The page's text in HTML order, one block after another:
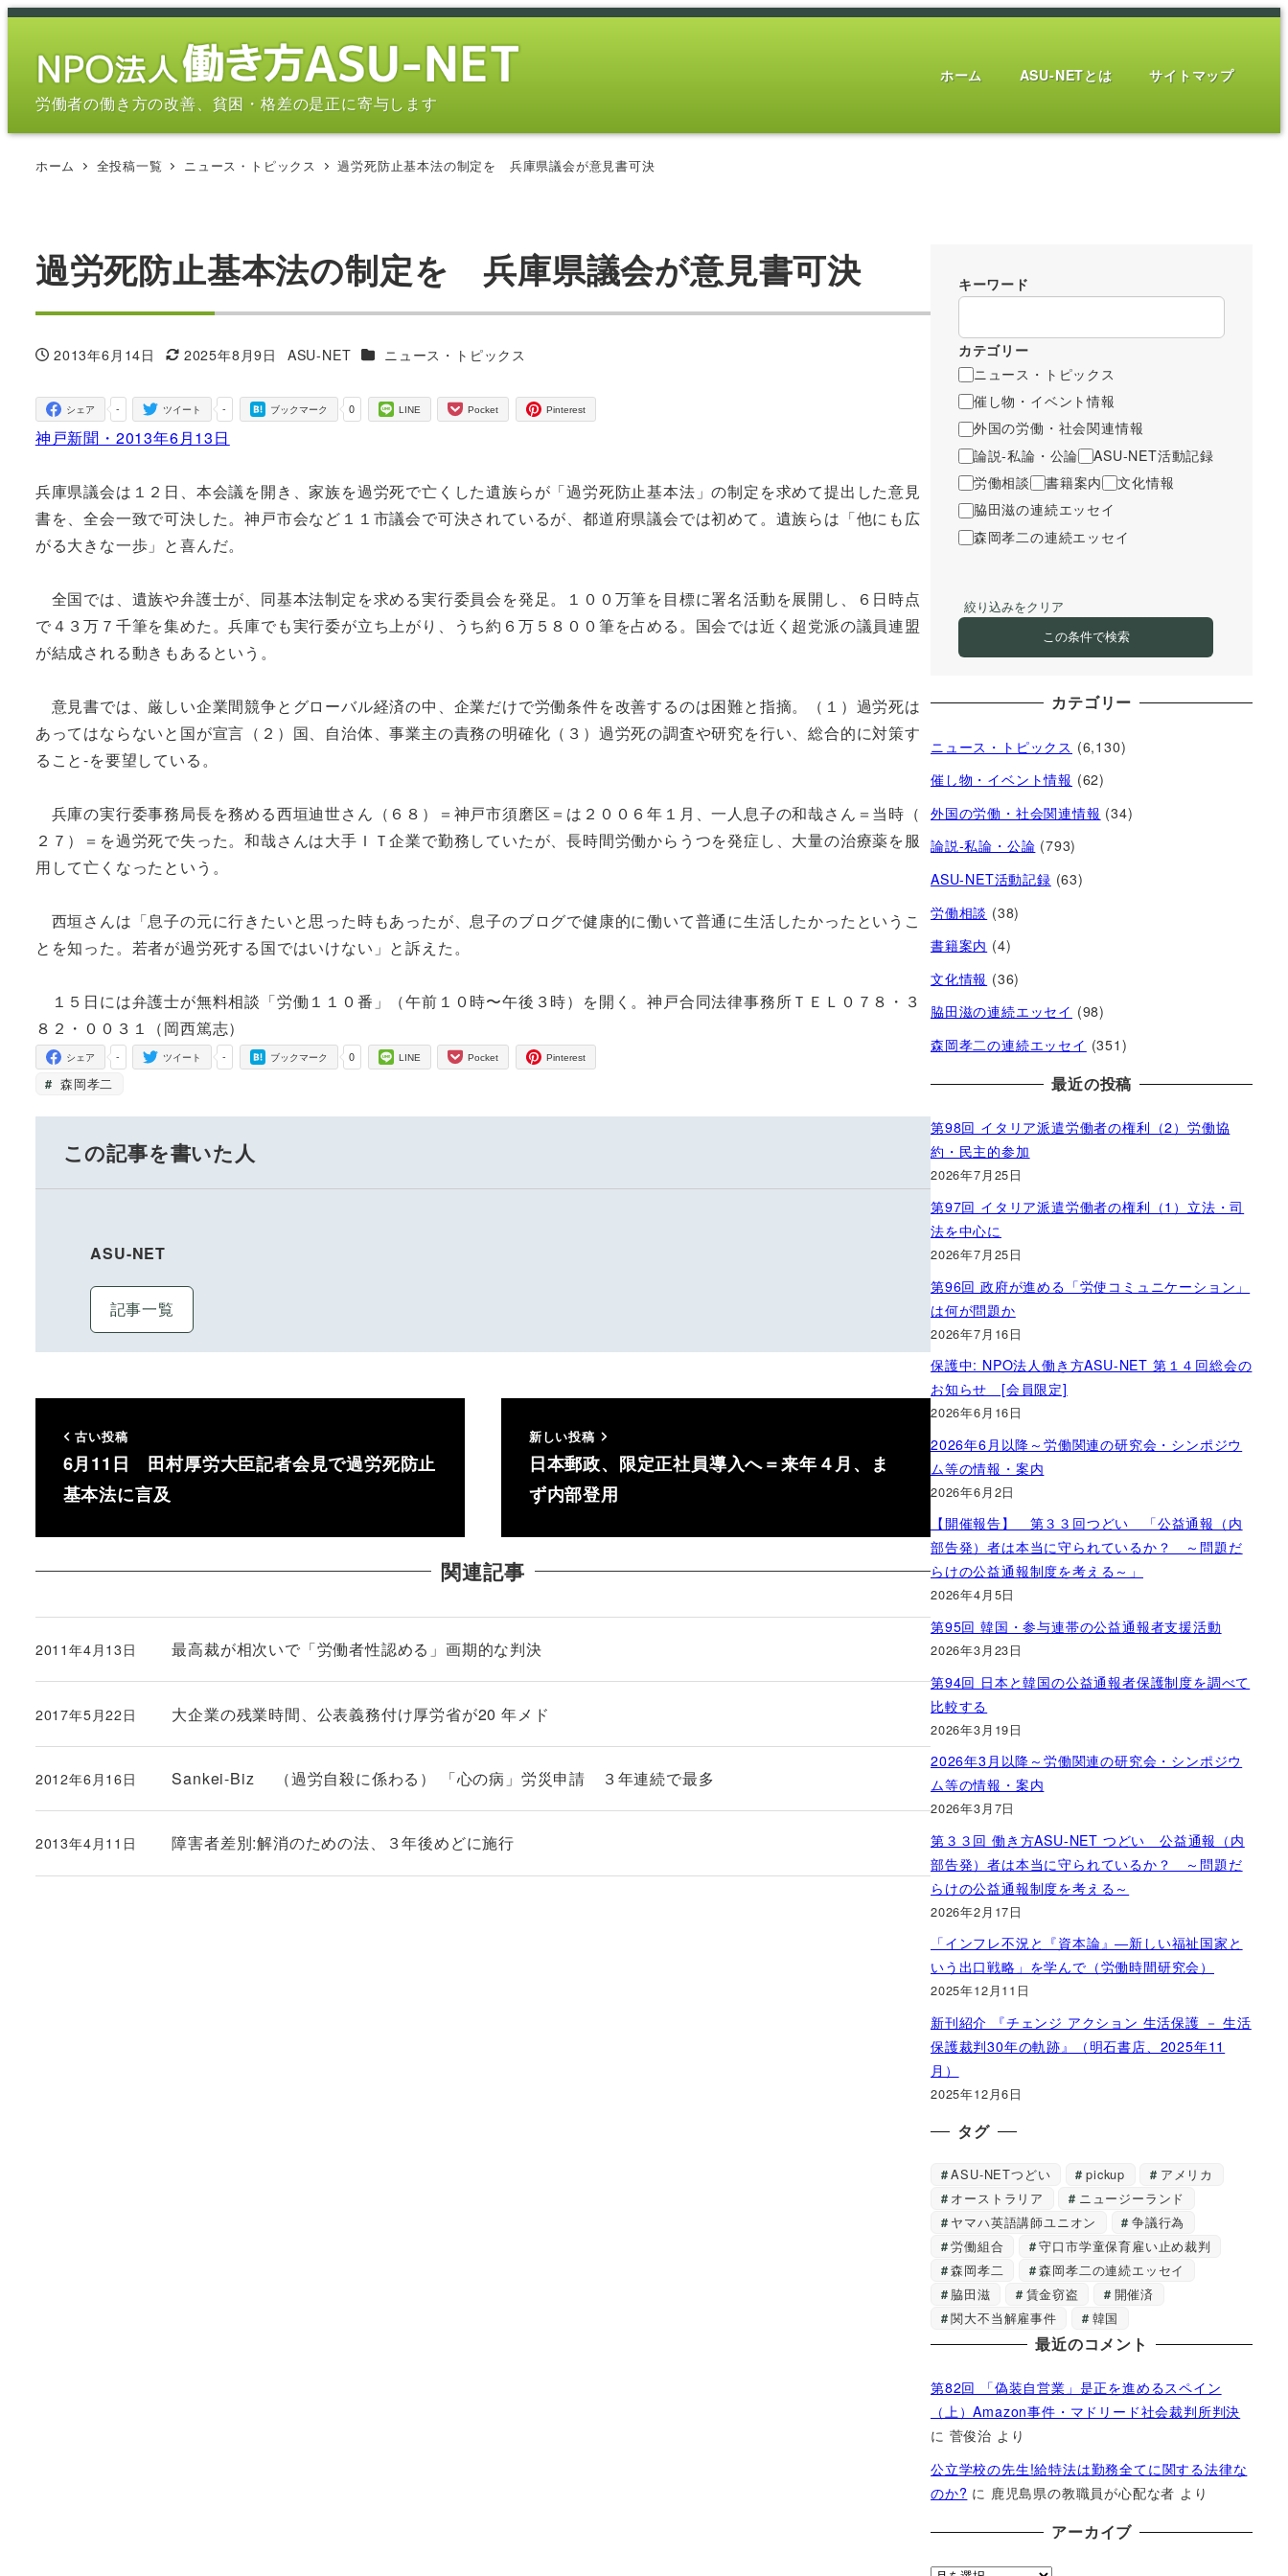
メ
労働者の働き方の改善、貧困・格差の是正に寄与します
ホーム ASU-NETとは サイトマップ
ホーム 全投稿一覧 ニュース・トピックス 過労死防止基本法の制定を 兵庫県議会が意見書可決
過労死防止基本法の制定を 兵庫県議会が意見書可決
投稿日
2013年6月14日
更新日
2025年8月9日
著
ASU-NET カテゴリー
ニュース・トピックス
-
シェア -
ツイート 0
ブックマーク LINE Pocket Pinterest
神戸新聞・2013年6月13日
兵庫県議会は１２日、本会議を開き、家族を過労死で亡くした遺族らが「過労死防止基本法」の制定を求めて提出した意見
書を、全会一致で可決した。神戸市会など１１市議会で可決されているが、都道府県議会では初めて。遺族らは「他にも広
がる大きな一歩」 と喜んだ。
全国では、遺族や弁護士が、 同基本法制定を求める実行委員会を発足。 １００万筆を目標に署名活動を展開し、
６日時点
で４３万７千筆を集めた。兵庫でも実行委が立ち上がり、
うち約６万５８００筆を占める。 国会では近く超党派の議員連盟
が結成される動きもあるという。
意見書では、厳しい企業間競争とグローバル経済の中、 企業だけで労働条件を改善するのは困難と指摘。（１） 過労死は
あってはならないと国が宣言（２）国、自治体、事業主の責務の明確化（３）過労死の調査や研究を行い、総合的に対策す
ること‐を要望している。
兵庫の実行委事務局長を務める西垣迪世さん（６８）＝ 神戸市須磨区＝は２００６年１月、一人息子の和哉さん＝当時（
２７）＝を過労死で失った。和哉さんは大手ＩＴ企業で勤務していたが、長時間労働からうつを発症し、 大量の治療薬を服
用して亡くなったという。
西垣さんは「息子の元に行きたいと思った時もあったが、息子のブログで健康的に働いて普通に生活したかったというこ
とを知った。若者が過労死する国ではいけない」と訴えた。
１５日には弁護士が無料相談「労働１１０番」（午前１０時〜午後３時）を開く。神戸合同法律事務所ＴＥＬ０７８・３
８２・ ００３１（岡西篤志）
-
シェア -
ツイート 0
ブックマーク LINE Pocket Pinterest
森岡孝二
この記事を書いた人
ASU-NET
記事一覧
古い投稿
6月11日 田村厚労大臣記者会見で過労死防止
基本法に言及
新しい投稿
日本郵政、限定正社員導入へ＝来年４月、ま
ず内部登用
関連記事
最高裁が相次いで「労働者性認める」画期的な判決
投稿日
2011年4月13日
大企業の残業時間、公表義務付け厚労省が20 年メド
投稿日
2017年5月22日
Sankei-Biz （過労自殺に係わる） 「心の病」労災申請 ３年連続で最多
投稿日
2012年6月16日
障害者差別:解消のための法、３年後めどに施行
投稿日
2013年4月11日
キーワード
カテゴリー
ニュース・トピックス
催し物・イベント情報
外国の労働・社会関連情報
論説-私論・公論
ASU-NET活動記録
労働相談
書籍案内
文化情報
脇田滋の連続エッセイ
森岡孝二の連続エッセイ
絞り込みをクリア
この条件で検索
カテゴリー
ニュース・トピックス (6,130)
催し物・イベント情報 (62)
外国の労働・社会関連情報 (34)
論説-私論・公論 (793)
ASU-NET活動記録 (63)
労働相談 (38)
書籍案内 (4)
文化情報 (36)
脇田滋の連続エッセイ (98)
森岡孝二の連続エッセイ (351)
最近の投稿
第98回 イタリア派遣労働者の権利（2）労働協
約・民主的参加
2026年7月25日
第97回 イタリア派遣労働者の権利（1）立法・司
法を中心に
2026年7月25日
第96回 政府が進める「労使コミュニケーション」
は何が問題か
2026年7月16日
保護中: NPO法人働き方ASU-NET 第１４回総会の
お知らせ [会員限定]
2026年6月16日
2026年6月以降～労働関連の研究会・シンポジウ
ム等の情報・案内
2026年6月2日
【開催報告】 第３３回つどい 「公益通報（内
部告発）者は本当に守られているか？ ～問題だ
らけの公益通報制度を考える～」
2026年4月5日
第95回 韓国・参与連帯の公益通報者支援活動
2026年3月23日
第94回 日本と韓国の公益通報者保護制度を調べて
比較する
2026年3月19日
2026年3月以降～労働関連の研究会・シンポジウ
ム等の情報・案内
2026年3月7日
第３３回 働き方ASU-NET つどい 公益通報（内
部告発）者は本当に守られているか？ ～問題だ
らけの公益通報制度を考える～
2026年2月17日
「インフレ不況と『資本論』―新しい福祉国家と
いう出口戦略」を学んで（労働時間研究会）
2025年12月11日
新刊紹介 『チェンジ アクション 生活保護 － 生活
保護裁判30年の軌跡』（明石書店、2025年11
月）
2025年12月6日
タグ
ASU-NETつどい pickup
アメリカ
オーストラリア
ニュージーランド
ヤマハ英語講師ユニオン
争議行為
労働組合
守口市学童保育雇い止め裁判
森岡孝二
森岡孝二の連続エッセイ
脇田滋
賃金窃盗
開催済
関大不当解雇事件
韓国
最近のコメント
第82回 「偽装自営業」是正を進めるスペイン
（上）Amazon事件・マドリード社会裁判所判決
に 菅俊治 より
公立学校の先生!給特法は勤務全てに関する法律な
のか? に 鹿児島県の教職員が心配な者 より
アーカイブ